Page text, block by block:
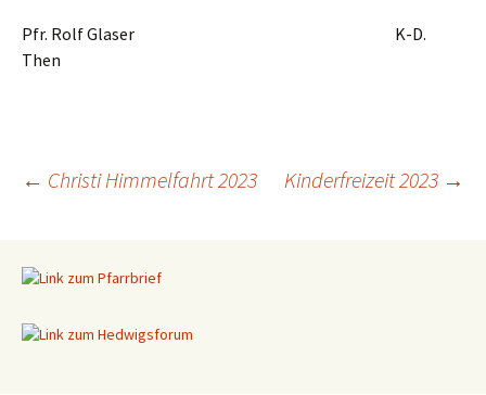
Pfr. Rolf Glaser K-D.
Then
← Christi Himmelfahrt 2023 Kinderfreizeit 2023 →